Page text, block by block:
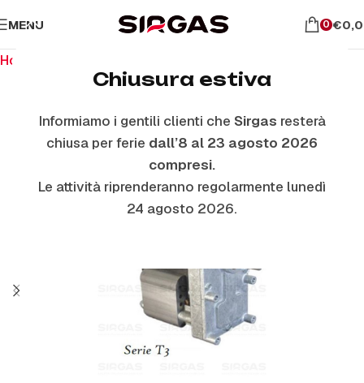
Chiusura estiva
Informiamo i gentili clienti che Sirgas resterà
chiusa per ferie dall’8 al 23 agosto 2026
compresi.
Le attività riprenderanno regolarmente lunedì
24 agosto 2026.
MENU 0 €
Home